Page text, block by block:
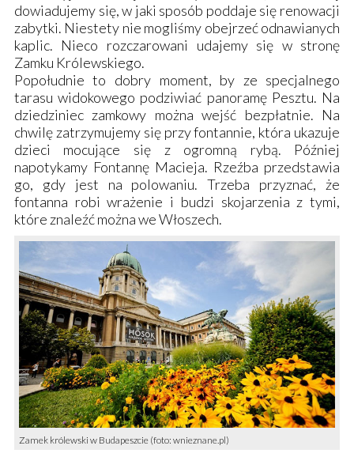
dowiadujemy się, w jaki sposób poddaje się renowacji
zabytki. Niestety nie mogliśmy obejrzeć odnawianych
kaplic. Nieco rozczarowani udajemy się w stronę
Zamku Królewskiego.
Popołudnie to dobry moment, by ze specjalnego
tarasu widokowego podziwiać panoramę Pesztu. Na
dziedziniec zamkowy można wejść bezpłatnie. Na
chwilę zatrzymujemy się przy fontannie, która ukazuje
dzieci mocujące się z ogromną rybą. Później
napotykamy Fontannę Macieja. Rzeźba przedstawia
go, gdy jest na polowaniu. Trzeba przyznać, że
fontanna robi wrażenie i budzi skojarzenia z tymi,
które znaleźć można we Włoszech.
Zamek królewski w Budapeszcie (foto: wnieznane.pl)